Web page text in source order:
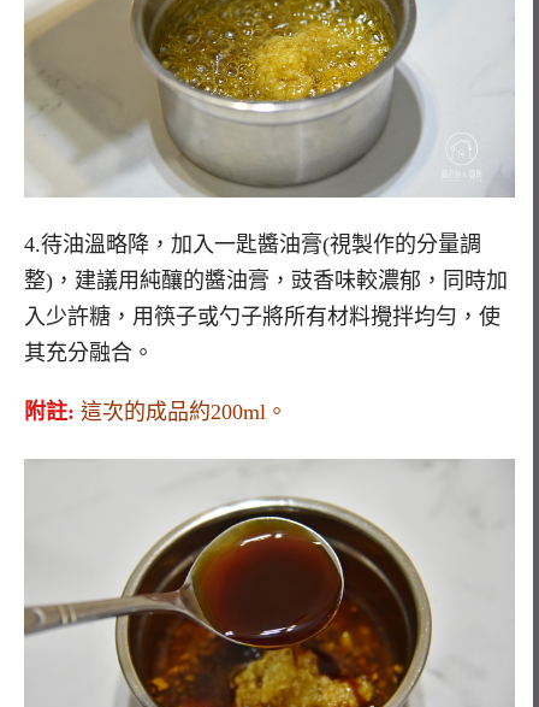
4.待油溫略降，加入一匙醬油膏(視製作的分量調
整)，建議用純釀的醬油膏，豉香味較濃郁，同時加
入少許糖，用筷子或勺子將所有材料攪拌均勻，使
其充分融合。
附註: 這次的成品約200ml。